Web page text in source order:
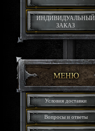
ИНДИВИДУАЛЬНЫЙ
ЗАКАЗ
Условия доставки
Вопросы и ответы